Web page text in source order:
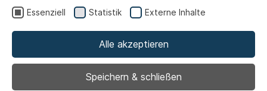
Es weihnachtet in den
Essenziell Statistik Externe Inhalte
Alle akzeptieren
Speichern & schließen